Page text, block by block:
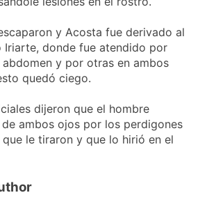
y Acosta fue derivado al
Iriarte, donde fue atendido por
abdomen y por otras en ambos
quedó ciego.
dijeron que el hombre
ambos ojos por los perdigones
le tiraron y que lo hirió en el